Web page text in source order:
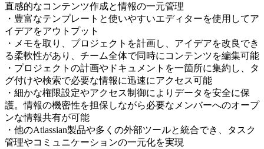
直感的なコンテンツ作成と情報の一元管理
・豊富なテンプレートと使いやすいエディターを使用してア
イデアをアウトプット
・メモを取り、プロジェクトを計画し、アイデアを改良でき
る柔軟性があり、チーム全体で同時にコンテンツを編集可能
・プロジェクトの計画やドキュメントを一箇所に集約し、タ
グ付けや検索で必要な情報に迅速にアクセス可能
・細かな権限設定やアクセス制御によりデータを安全に保
護。情報の機密性を担保しながら必要なメンバーへのオープ
ンな情報共有が可能
・他のAtlassian製品や多くの外部ツールと統合でき、タスク
管理やコミュニケーションの一元化を実現